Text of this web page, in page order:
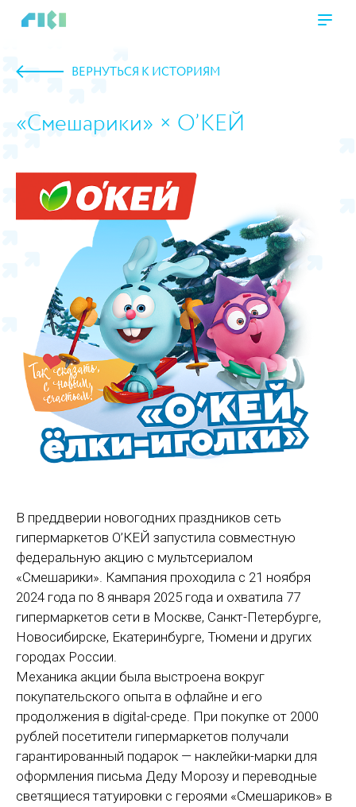
ВЕРНУТЬСЯ К ИСТОРИЯМ
«Смешарики» × О’КЕЙ
В преддверии новогодних праздников сеть
гипермаркетов О’КЕЙ запустила совместную
федеральную акцию с мультсериалом
«Смешарики». Кампания проходила с 21 ноября
2024 года по 8 января 2025 года и охватила 77
гипермаркетов сети в Москве, Санкт-Петербурге,
Новосибирске, Екатеринбурге, Тюмени и других
городах России.
Механика акции была выстроена вокруг
покупательского опыта в офлайне и его
продолжения в digital-среде. При покупке от 2000
рублей посетители гипермаркетов получали
гарантированный подарок — наклейки-марки для
оформления письма Деду Морозу и переводные
светящиеся татуировки с героями «Смешариков» в